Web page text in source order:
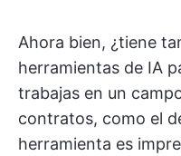
Ahora bien, ¿tiene
herramientas de IA
trabajas en un
contratos, como el
herramienta es